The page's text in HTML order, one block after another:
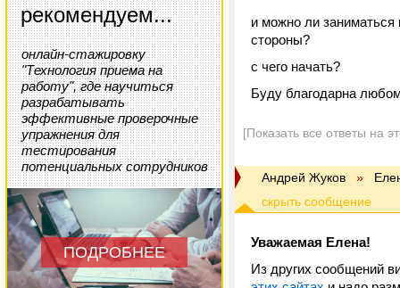
рекомендуем...
онлайн-стажировку
"Технология приема на
работу", где научиться
разрабатывать
эффективные проверочные
упражнения для
тестирования
потенциальных сотрудников
ПОДРОБНЕЕ
и можно ли заниматься
стороны?
с чего начать?
Буду благодарна
[Показать все ответы на
Андрей Жуков »
Уважаемая Елена!
Из других сообщений